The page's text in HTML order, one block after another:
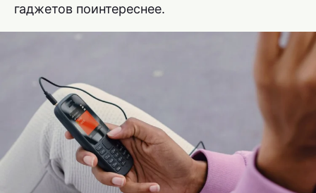
гаджетов поинтереснее.